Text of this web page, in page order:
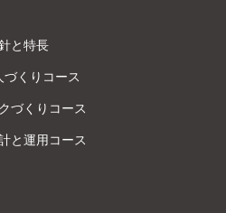
と特長
づくりコース
づくりコース
と運用コース